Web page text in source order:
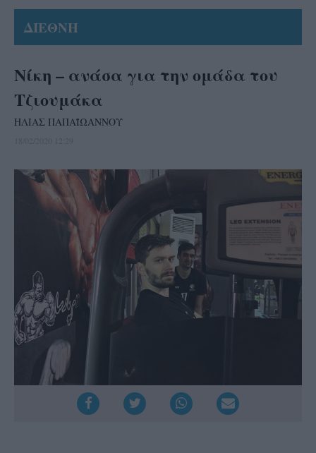
ΔΙΕΘΝΗ
Νίκη – ανάσα για την ομάδα του
Τζιουμάκα
ΗΛΙΑΣ ΠΑΠΑΪΩΑΝΝΟΥ